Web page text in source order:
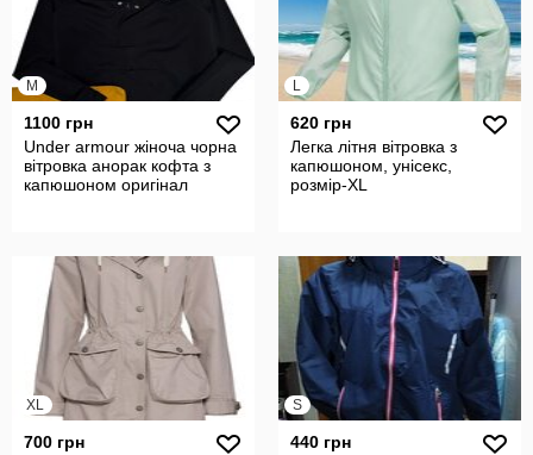
M
1100 грн
Under armour жіноча чорна
вітровка анорак кофта з
капюшоном оригінал
L
620 грн
Легка літня вітровка з
капюшоном, унісекс,
розмір-XL
XL
700 грн
S
440 грн